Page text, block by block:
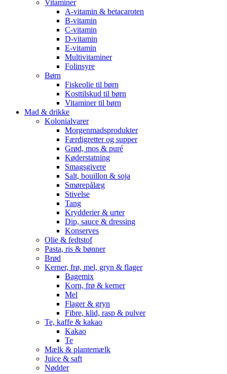
Vitaminer
A-vitamin & betacaroten
B-vitamin
C-vitamin
D-vitamin
E-vitamin
Multivitaminer
Folinsyre
Børn
Fiskeolie til børn
Kosttilskud til børn
Vitaminer til børn
Mad & drikke
Kolonialvarer
Morgenmadsprodukter
Færdigretter og supper
Grød, mos & puré
Køderstatning
Smagsgivere
Salt, bouillon & soja
Smørepålæg
Stivelse
Tang
Krydderier & urter
Dip, sauce & dressing
Konserves
Olie & fedtstof
Pasta, ris & bønner
Brød
Kerner, frø, mel, gryn & flager
Bagemix
Korn, frø & kerner
Mel
Flager & gryn
Fibre, klid, rasp & pulver
Te, kaffe & kakao
Kakao
Te
Mælk & plantemælk
Juice & saft
Nødder